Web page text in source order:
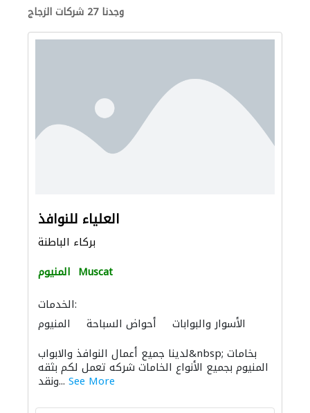
وجدنا 27 شركات الزجاج
العلياء للنوافذ
بركاء الباطنة
المنيوم Muscat
الخدمات:
المنيوم
أحواض السباحة الأسوار والبوابات
لدينا جميع أعمال النوافذ والابواب&nbsp; بخامات
المنيوم بجميع الأنواع الخامات شركه تعمل لكم بثقه
ونقد... See More